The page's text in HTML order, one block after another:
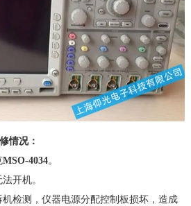
情况：
MSO-4034。
开机。
检测，仪器电源分配控制板损坏，造成